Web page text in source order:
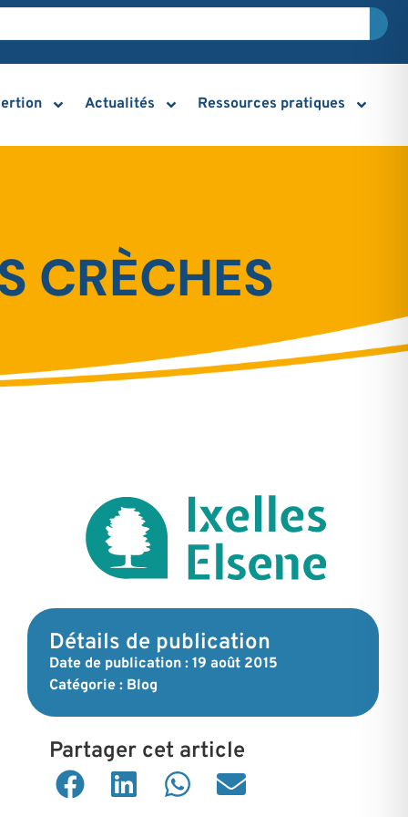
Actualités Ressources pratiques
CRÈCHES
Détails de publication
Date de publication : 19 août 2015
Catégorie : Blog
Partager cet article